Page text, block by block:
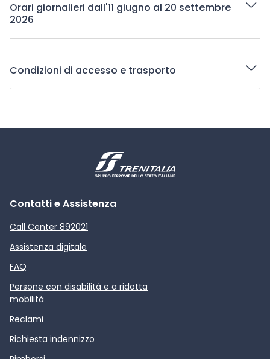
Orari giornalieri dall'11 giugno al 20 settembre
2026
Condizioni di accesso e trasporto
Contatti e Assistenza
Call Center 892021
Assistenza digitale
FAQ
Persone con disabilità e a ridotta
mobilità
Reclami
Richiesta indennizzo